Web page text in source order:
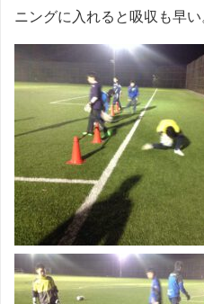
ニングに入れると吸収も早い